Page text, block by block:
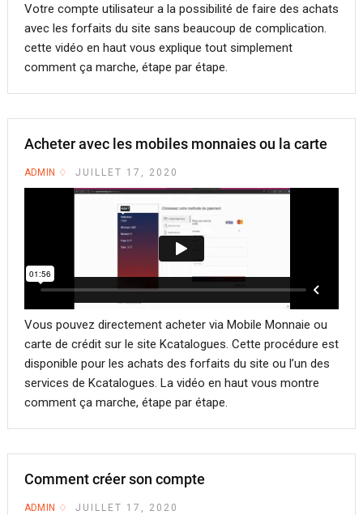
Votre compte utilisateur a la possibilité de faire des achats
avec les forfaits du site sans beaucoup de complication.
cette vidéo en haut vous explique tout simplement
comment ça marche, étape par étape.
Acheter avec les mobiles monnaies ou la carte
ADMIN JUILLET 17, 2020
Vous pouvez directement acheter via Mobile Monnaie ou
carte de crédit sur le site Kcatalogues. Cette procédure est
disponible pour les achats des forfaits du site ou l’un des
services de Kcatalogues. La vidéo en haut vous montre
comment ça marche, étape par étape.
Comment créer son compte
ADMIN JUILLET 17, 2020